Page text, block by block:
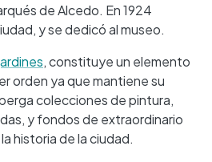
de Alcedo. En 1924
y se dedicó al museo.
, constituye un elemento
orden ya que mantiene su
colecciones de pintura,
y fondos de extraordinario
historia de la ciudad.
+